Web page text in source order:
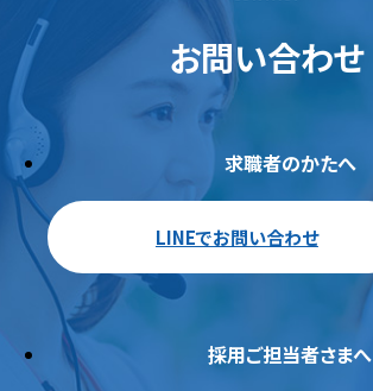
お問い合わせ
求職者のかたへ
LINEでお問い合わせ
採用ご担当者さまへ